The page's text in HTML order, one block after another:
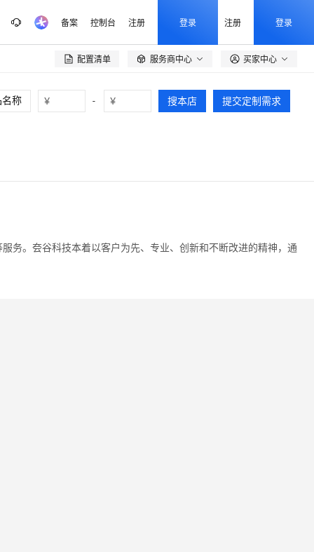
备案 控制台 注册 登录 注册 登录
配置清单  服务商中心 买家中心
¥ - ¥ 搜本店 提交定制需求
务。夽谷科技本着以客户为先、专业、创新和不断改进的精神，通